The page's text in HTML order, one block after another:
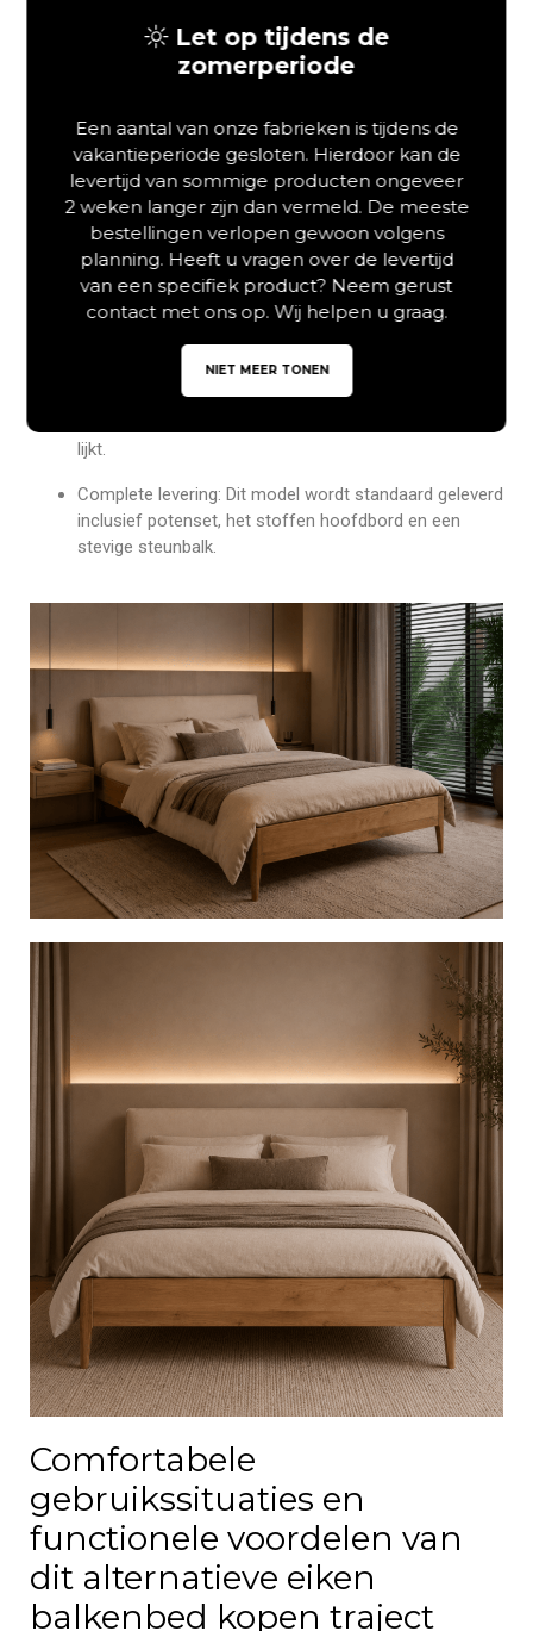
elegante en knusse sfeer. Het massieve wild eikenhout
vormt bovendien een prachtig, natuurlijk contrast met deze
zachte textuur. Daardoor kiest u voor een tijdloos design dat
slaapomgeving. Bestel dit complete slaapsysteem vandaag
nog online via onze webshop tegen een zeer scherpe prijs.
Beige corduroy ribstof: Het zachte ribstoffen
hoofdbord biedt een comfortabele steun en een
warme, lichte uitstraling.
Geolied wild eiken: Het houten frame is zorgvuldig
behandeld met natuurlijke oliën om de unieke houtnerf
te accentueren.
Luchtig design: De slanke poten zorgen ervoor dat de
lijkt.
Complete levering: Dit model wordt standaard geleverd
inclusief potenset, het stoffen hoofdbord en een
stevige steunbalk.
Comfortabele
gebruikssituaties en
functionele voordelen van
dit alternatieve eiken
balkenbed kopen traject
Let op tijdens de
zomerperiode
Een aantal van onze fabrieken is tijdens de
vakantieperiode gesloten. Hierdoor kan de
levertijd van sommige producten ongeveer
2 weken langer zijn dan vermeld. De meeste
bestellingen verlopen gewoon volgens
planning. Heeft u vragen over de levertijd
van een specifiek product? Neem gerust
contact met ons op. Wij helpen u graag.
NIET MEER TONEN